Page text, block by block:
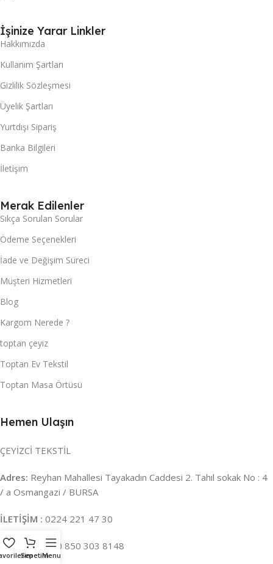
İşinize Yarar Linkler
Hakkımızda
Kullanım Şartları
Gizlilik Sözleşmesi
Üyelik Şartları
Yurtdışı Sipariş
Banka Bilgileri
İletişim
Merak Edilenler
Sıkça Sorulan Sorular
Ödeme Seçenekleri
İade ve Değişim Süreci
Müşteri Hizmetleri
Blog
Kargom Nerede ?
toptan çeyiz
Toptan Ev Tekstil
Toptan Masa Örtüsü
Hemen Ulaşın
ÇEYİZCİ TEKSTİL
Adres: Reyhan Mahallesi Tayakadın Caddesi 2. Tahıl sokak No : 4
/ a Osmangazi / BURSA
İLETİŞİM : 0224 221 47 30
WHATSAPP :0 850 303 8148
SepetimMenu